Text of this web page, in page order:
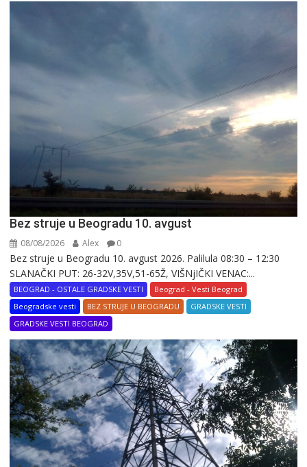
Bez struje u Beogradu 10. avgust
08/08/2026 Alex 0
Bez struje u Beogradu 10. avgust 2026. Palilula 08:30 – 12:30
SLANAČKI PUT: 26-32V,35V,51-65Ž, VIŠNjIČKI VENAC:...
BEOGRAD - OSTALE GRADSKE VESTI
Beograd - Vesti Beograd
Beogradske vesti
BEZ STRUJE U BEOGRADU
GRADSKE VESTI
GRADSKE VESTI BEOGRAD